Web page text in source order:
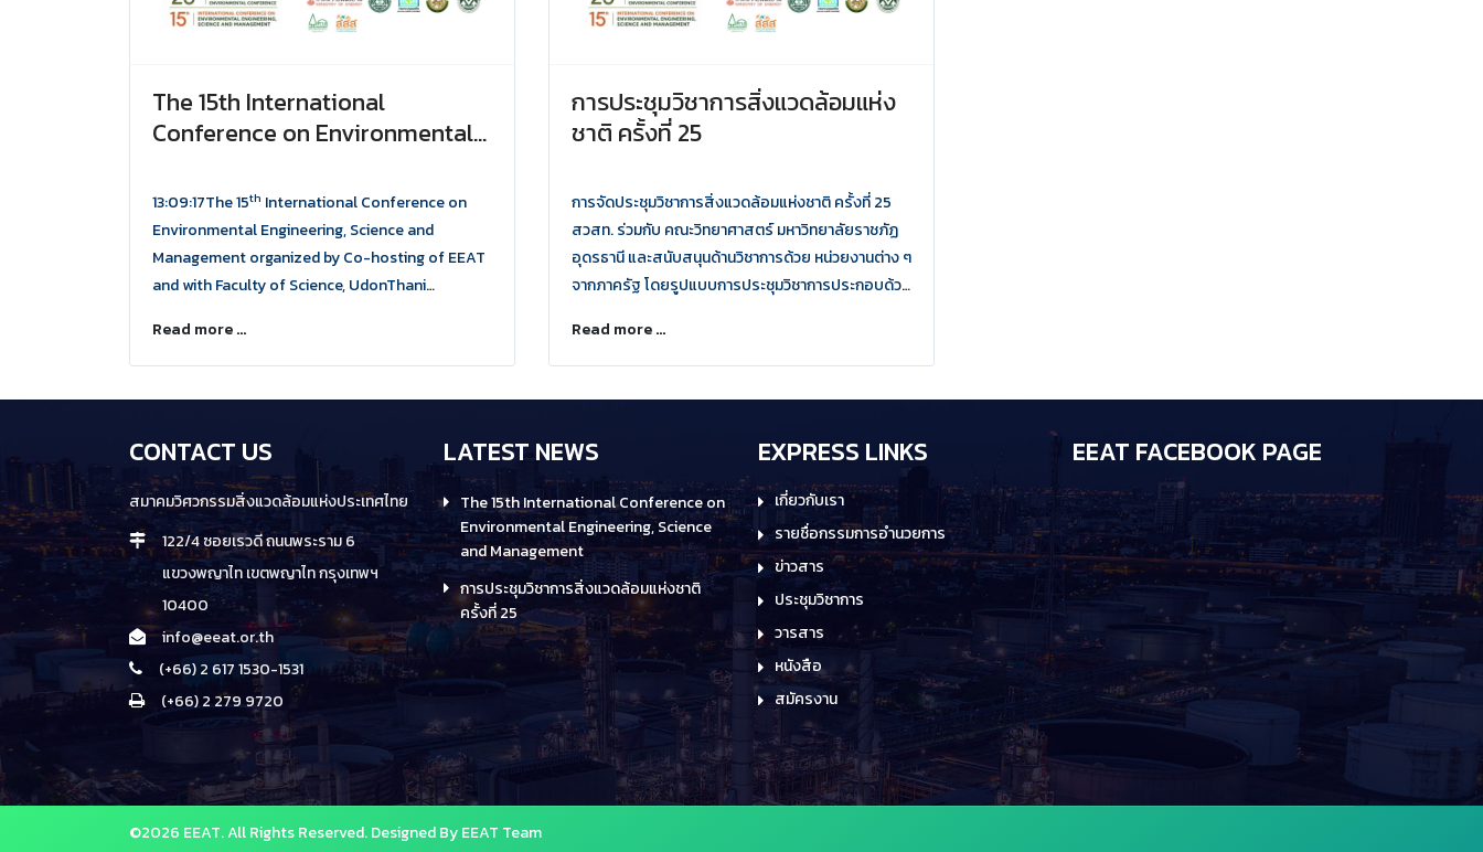
The 15th International
Conference on Environmental
Management
13:09:17The 15th International Conference on
Environmental Engineering, Science and
Management organized by Co-hosting of EEAT
and with Faculty of Science, UdonThani
Ministry. The conference will substantially
consist of keynote/invited speakers, oral and
poster presentations.
Read more ...
การประชุมวิชาการสิ่งแวดล้อมแห่ง
ชาติ ครั้งที่ 25
การจัดประชุมวิชาการสิ่งแวดล้อมแห่งชาติ ครั้งที่ 25
สวสท. ร่วมกับ คณะวิทยาศาสตร์ มหาวิทยาลัยราชภัฏ
อุดรธานี และสนับสนุนด้านวิชาการด้วย หน่วยงานต่าง ๆ
จากภาครัฐ โดยรูปแบบการประชุมวิชาการประกอบด้วย
และเอกชน การอภิปรายกลุ่มการนำเสนอบทความโดย
การบรรยาย รวมทั้งการนำเสนอในแบบ โปสเตอร์
Read more ...
CONTACT US
สมาคมวิศวกรรมสิ่งแวดล้อมแห่งประเทศไทย
122/4 ซอยเรวดี ถนนพระราม 6
แขวงพญาไท เขตพญาไท กรุงเทพฯ
10400
info@eeat.or.th
(+66) 2 617 1530-1531
(+66) 2 279 9720
LATEST NEWS
The 15th International Conference on
Environmental Engineering, Science
and Management
การประชุมวิชาการสิ่งแวดล้อมแห่งชาติ
ครั้งที่ 25
EXPRESS LINKS
เกี่ยวกับเรา
รายชื่อกรรมการอำนวยการ
ข่าวสาร
ประชุมวิชาการ
วารสาร
หนังสือ
สมัครงาน
EEAT FACEBOOK PAGE
©2026 EEAT. All Rights Reserved. Designed By EEAT Team